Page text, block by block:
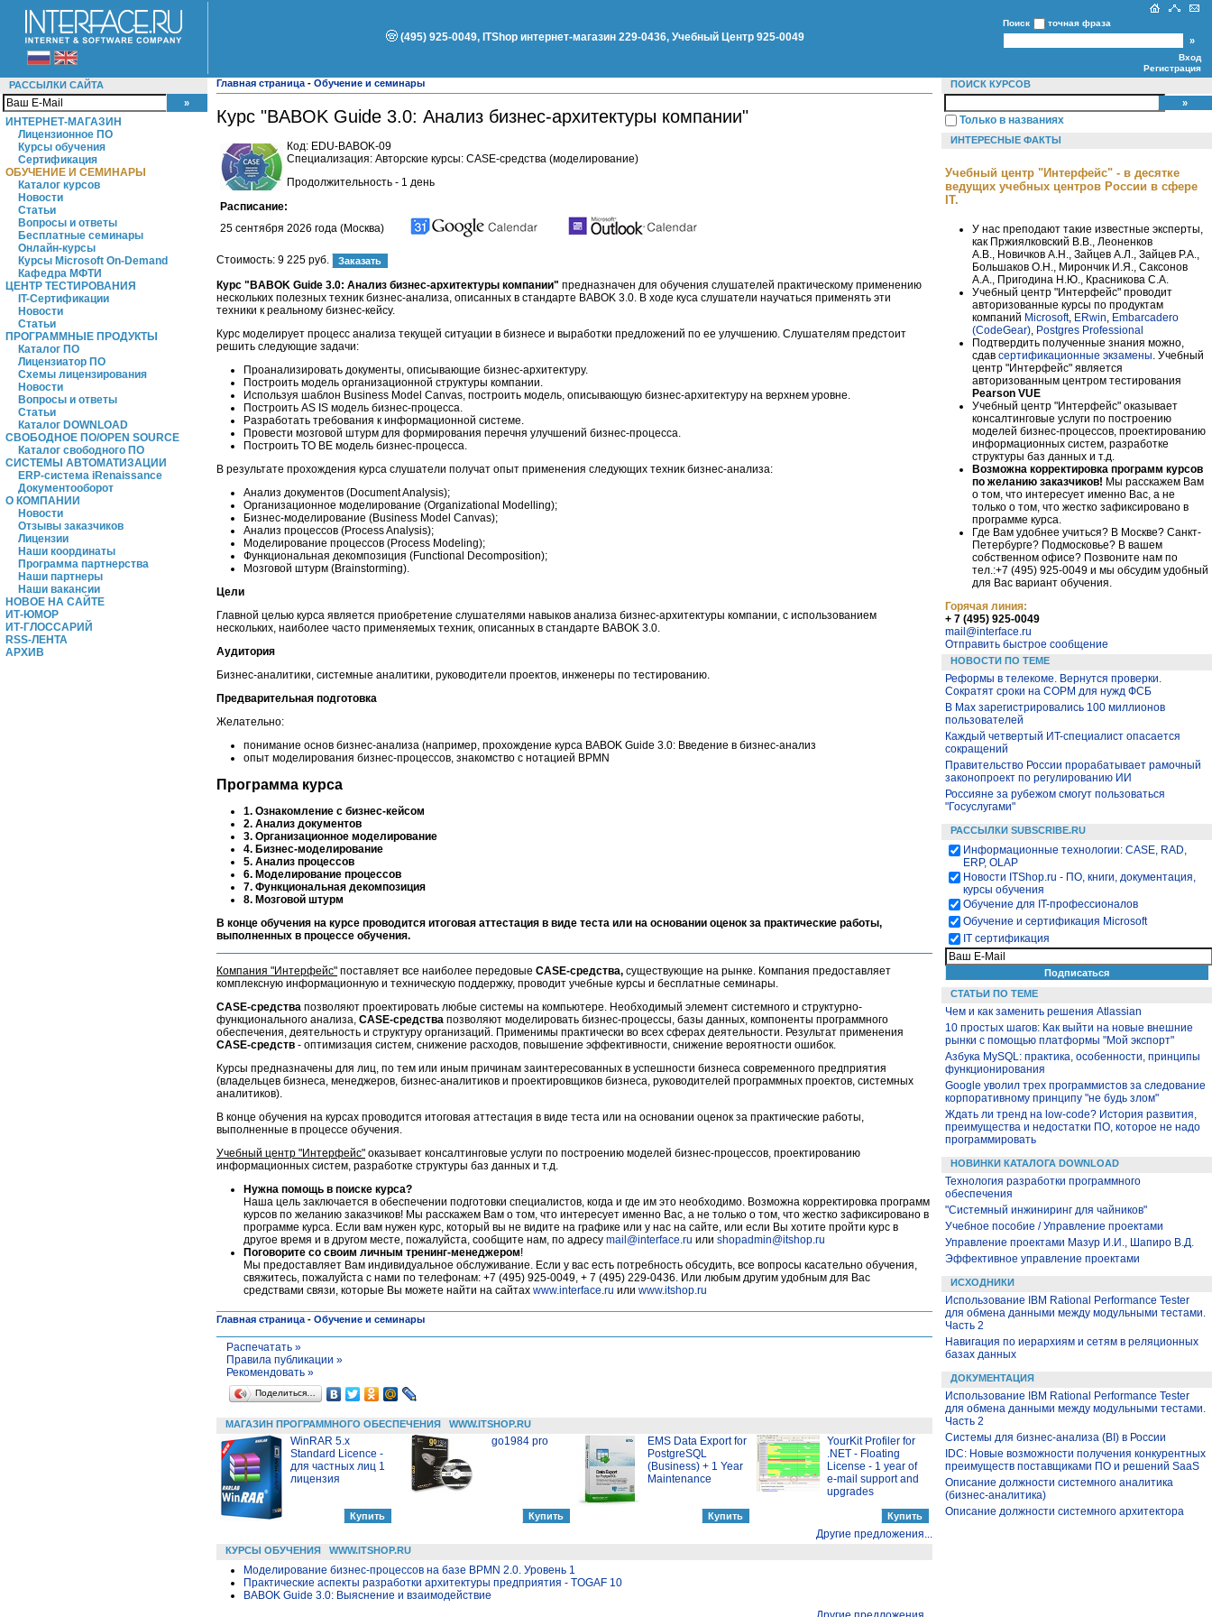
(495) 925-0049, ITShop интернет-магазин 229-0436, Учебный Центр 925-0049
Поиск точная фраза
Вход
Регистрация
РАССЫЛКИ САЙТА
ИНТЕРНЕТ-МАГАЗИН
Лицензионное ПО
Курсы обучения
Сертификация
ОБУЧЕНИЕ И СЕМИНАРЫ
Каталог курсов
Новости
Статьи
Вопросы и ответы
Бесплатные семинары
Онлайн-курсы
Курсы Microsoft On-Demand
Кафедра МФТИ
ЦЕНТР ТЕСТИРОВАНИЯ
IT-Сертификации
Новости
Статьи
ПРОГРАММНЫЕ ПРОДУКТЫ
Каталог ПО
Лицензиатор ПО
Схемы лицензирования
Новости
Вопросы и ответы
Статьи
Каталог DOWNLOAD
СВОБОДНОЕ ПО/OPEN SOURCE
Каталог свободного ПО
СИСТЕМЫ АВТОМАТИЗАЦИИ
ERP-система iRenaissance
Документооборот
О КОМПАНИИ
Новости
Отзывы заказчиков
Лицензии
Наши координаты
Программа партнерства
Наши партнеры
Наши вакансии
НОВОЕ НА САЙТЕ
ИТ-ЮМОР
ИТ-ГЛОССАРИЙ
RSS-ЛЕНТА
АРХИВ
Главная страница - Обучение и семинары
Курс "BABOK Guide 3.0: Анализ бизнес-архитектуры компании"
Код: EDU-BABOK-09
Специализация: Авторские курсы: CASE-средства (моделирование)
Продолжительность - 1 день
Расписание:
25 сентября 2026 года (Москва)
Стоимость: 9 225 руб.
Курс "BABOK Guide 3.0: Анализ бизнес-архитектуры компании" предназначен для обучения слушателей практическому применению
нескольких полезных техник бизнес-анализа, описанных в стандарте BABOK 3.0. В ходе куса слушатели научаться применять эти
техники к реальному бизнес-кейсу.
Курс моделирует процесс анализа текущей ситуации в бизнесе и выработки предложений по ее улучшению. Слушателям предстоит
решить следующие задачи:
Проанализировать документы, описывающие бизнес-архитектуру.
Построить модель организационной структуры компании.
Используя шаблон Business Model Canvas, построить модель, описывающую бизнес-архитектуру на верхнем уровне.
Построить AS IS модель бизнес-процесса.
Разработать требования к информационной системе.
Провести мозговой штурм для формирования перечня улучшений бизнес-процесса.
Построить TO BE модель бизнес-процесса.
В результате прохождения курса слушатели получат опыт применения следующих техник бизнес-анализа:
Анализ документов (Document Analysis);
Организационное моделирование (Organizational Modelling);
Бизнес-моделирование (Business Model Canvas);
Анализ процессов (Process Analysis);
Моделирование процессов (Process Modeling);
Функциональная декомпозиция (Functional Decomposition);
Мозговой штурм (Brainstorming).
Цели
Главной целью курса является приобретение слушателями навыков анализа бизнес-архитектуры компании, с использованием
нескольких, наиболее часто применяемых техник, описанных в стандарте BABOK 3.0.
Аудитория
Бизнес-аналитики, системные аналитики, руководители проектов, инженеры по тестированию.
Предварительная подготовка
Желательно:
понимание основ бизнес-анализа (например, прохождение курса BABOK Guide 3.0: Введение в бизнес-анализ
опыт моделирования бизнес-процессов, знакомство с нотацией BPMN
Программа курса
1. Ознакомление с бизнес-кейсом
2. Анализ документов
3. Организационное моделирование
4. Бизнес-моделирование
5. Анализ процессов
6. Моделирование процессов
7. Функциональная декомпозиция
8. Мозговой штурм
В конце обучения на курсе проводится итоговая аттестация в виде теста или на основании оценок за практические работы,
выполненных в процессе обучения.
Компания "Интерфейс" поставляет все наиболее передовые CASE-средства, существующие на рынке. Компания предоставляет
комплексную информационную и техническую поддержку, проводит учебные курсы и бесплатные семинары.
CASE-средства позволяют проектировать любые системы на компьютере. Необходимый элемент системного и структурно-
функционального анализа, CASE-средства позволяют моделировать бизнес-процессы, базы данных, компоненты программного
обеспечения, деятельность и структуру организаций. Применимы практически во всех сферах деятельности. Результат применения
CASE-средств - оптимизация систем, снижение расходов, повышение эффективности, снижение вероятности ошибок.
Курсы предназначены для лиц, по тем или иным причинам заинтересованных в успешности бизнеса современного предприятия
(владельцев бизнеса, менеджеров, бизнес-аналитиков и проектировщиков бизнеса, руководителей программных проектов, системных
аналитиков).
В конце обучения на курсах проводится итоговая аттестация в виде теста или на основании оценок за практические работы,
выполненные в процессе обучения.
Учебный центр "Интерфейс" оказывает консалтинговые услуги по построению моделей бизнес-процессов, проектированию
информационных систем, разработке структуры баз данных и т.д.
Нужна помощь в поиске курса?
Наша цель заключается в обеспечении подготовки специалистов, когда и где им это необходимо. Возможна корректировка программ
курсов по желанию заказчиков! Мы расскажем Вам о том, что интересует именно Вас, а не только о том, что жестко зафиксировано в
программе курса. Если вам нужен курс, который вы не видите на графике или у нас на сайте, или если Вы хотите пройти курс в
другое время и в другом месте, пожалуйста, сообщите нам, по адресу mail@interface.ru или shopadmin@itshop.ru
Поговорите со своим личным тренинг-менеджером!
Мы предоставляет Вам индивидуальное обслуживание. Если у вас есть потребность обсудить, все вопросы касательно обучения,
свяжитесь, пожалуйста c нами по телефонам: +7 (495) 925-0049, + 7 (495) 229-0436. Или любым другим удобным для Вас
средствами связи, которые Вы можете найти на сайтах www.interface.ru или www.itshop.ru
Главная страница - Обучение и семинары
Распечатать »
Правила публикации »
Рекомендовать »
Поделиться…
МАГАЗИН ПРОГРАММНОГО ОБЕСПЕЧЕНИЯ WWW.ITSHOP.RU
WinRAR 5.x
Standard Licence -
для частных лиц 1
лицензия
go1984 pro
EMS Data Export for
PostgreSQL
(Business) + 1 Year
Maintenance
YourKit Profiler for
.NET - Floating
License - 1 year of
e-mail support and
upgrades
Другие предложения...
КУРСЫ ОБУЧЕНИЯ WWW.ITSHOP.RU
Моделирование бизнес-процессов на базе BPMN 2.0. Уровень 1
Практические аспекты разработки архитектуры предприятия - TOGAF 10
BABOK Guide 3.0: Выяснение и взаимодействие
ПОИСК КУРСОВ
Только в названиях
ИНТЕРЕСНЫЕ ФАКТЫ
Учебный центр "Интерфейс" - в десятке
ведущих учебных центров России в сфере
IT.
У нас преподают такие известные эксперты,
как Пржиялковский В.В., Леоненков
А.В., Новичков А.Н., Зайцев А.Л., Зайцев Р.А.,
Большаков О.Н., Мирончик И.Я., Саксонов
А.А., Пригодина Н.Ю., Красникова С.А.
Учебный центр "Интерфейс" проводит
авторизованные курсы по продуктам
компаний Microsoft, ERwin Embarcadero
(CodeGear) Postgres Professional
Подтвердить полученные знания можно,
сдав сертификационные экзамены . Учебный
центр "Интерфейс" является
авторизованным центром тестирования
Pearson VUE
Учебный центр "Интерфейс" оказывает
консалтинговые услуги по построению
моделей бизнес-процессов, проектированию
информационных систем, разработке
структуры баз данных и т.д.
Возможна корректировка программ курсов
по желанию заказчиков! Мы расскажем Вам
о том, что интересует именно Вас, а не
только о том, что жестко зафиксировано в
программе курса.
Где Вам удобнее учиться? В Москве? Санкт-
Петербурге? Подмосковье? В вашем
собственном офисе? Позвоните нам по
тел.:+7 (495) 925-0049 и мы обсудим удобный
для Вас вариант обучения.
Горячая линия:
+ 7 (495) 925-0049
mail@interface.ru
Отправить быстрое сообщение
НОВОСТИ ПО ТЕМЕ
Реформы в телекоме. Вернутся проверки.
Сократят сроки на СОРМ для нужд ФСБ
В Max зарегистрировались 100 миллионов
пользователей
Каждый четвертый ИT-специалист опасается
сокращений
Правительство России прорабатывает рамочный
законопроект по регулированию ИИ
Россияне за рубежом смогут пользоваться
"Госуслугами"
РАССЫЛКИ SUBSCRIBE.RU
Информационные технологии: CASE, RAD,
ERP, OLAP
Новости ITShop.ru - ПО, книги, документация,
курсы обучения
Обучение для IT-профессионалов
Обучение и сертификация Microsoft
IT сертификация
СТАТЬИ ПО ТЕМЕ
Чем и как заменить решения Atlassian
10 простых шагов: Как выйти на новые внешние
рынки с помощью платформы "Мой экспорт"
Азбука MySQL: практика, особенности, принципы
функционирования
Google уволил трех программистов за следование
корпоративному принципу "не будь злом"
Ждать ли тренд на low-code? История развития,
преимущества и недостатки ПО, которое не надо
программировать
НОВИНКИ КАТАЛОГА DOWNLOAD
Технология разработки программного
обеспечения
"Системный инжиниринг для чайников"
Учебное пособие / Управление проектами
Управление проектами Мазур И.И., Шапиро В.Д.
Эффективное управление проектами
ИСХОДНИКИ
Использование IBM Rational Performance Tester
для обмена данными между модульными тестами.
Часть 2
Навигация по иерархиям и сетям в реляционных
базах данных
ДОКУМЕНТАЦИЯ
Использование IBM Rational Performance Tester
для обмена данными между модульными тестами.
Часть 2
Системы для бизнес-анализа (BI) в России
IDC: Новые возможности получения конкурентных
преимуществ поставщиками ПО и решений SaaS
Описание должности системного аналитика
(бизнес-аналитика)
Описание должности системного архитектора